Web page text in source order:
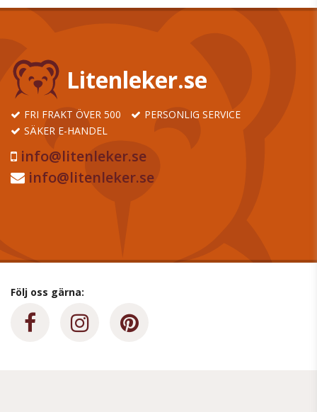
Litenleker.se
FRI FRAKT ÖVER 500
PERSONLIG SERVICE
SÄKER E-HANDEL
info@litenleker.se
info@litenleker.se
Följ oss gärna: